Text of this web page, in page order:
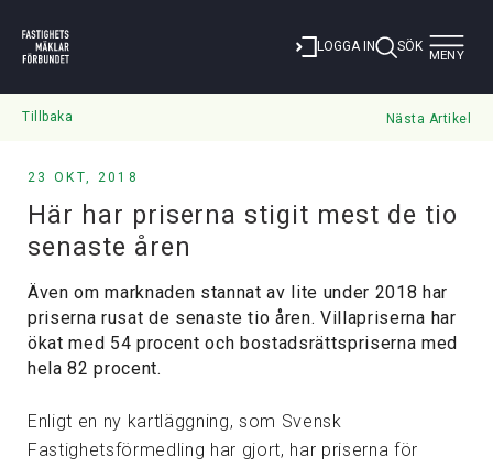
LOGGA IN SÖK Toggle
MENY
Tillbaka Nästa Artikel
23 OKT, 2018
Här har priserna stigit mest de tio
senaste åren
Även om marknaden stannat av lite under 2018 har
priserna rusat de senaste tio åren. Villapriserna har
ökat med 54 procent och bostadsrättspriserna med
hela 82 procent.
Enligt en ny kartläggning, som Svensk
Fastighetsförmedling har gjort, har priserna för